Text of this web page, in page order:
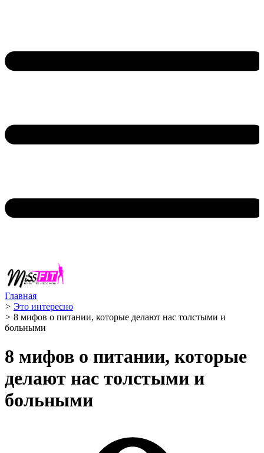
Главная
> Это интересно
> 8 мифов о питании, которые делают нас толстыми и
больными
8 мифов о питании, которые
делают нас толстыми и
больными